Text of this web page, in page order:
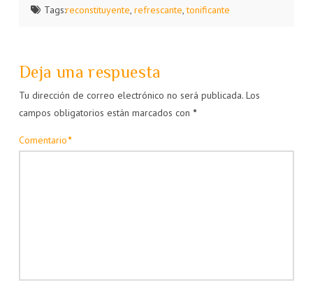
Tags:reconstituyente, refrescante,tonificante
Deja una respuesta
Tu dirección de correo electrónico no será publicada. Los
campos obligatorios están marcados con *
Comentario*